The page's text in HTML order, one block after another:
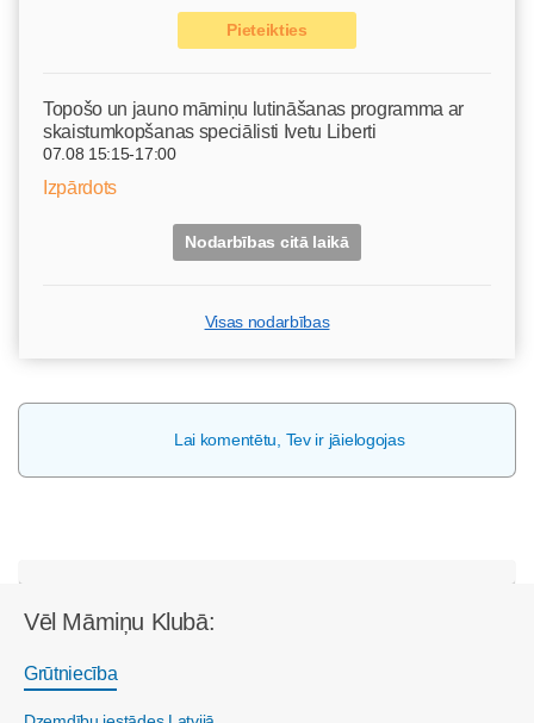
Pieteikties
Topošo un jauno māmiņu lutināšanas programma ar
skaistumkopšanas speciālisti Ivetu Liberti
07.08 15:15-17:00
Izpārdots
Nodarbības citā laikā
Visas nodarbības
Lai komentētu, Tev ir jāielogojas
Vēl Māmiņu Klubā:
Grūtniecība